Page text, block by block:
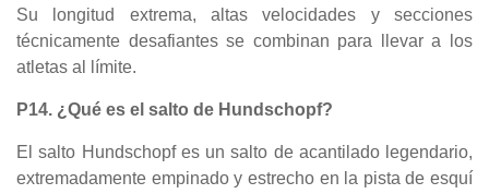
Su longitud extrema, altas velocidades y secciones
técnicamente desafiantes se combinan para llevar a los
atletas al límite.
P14. ¿Qué es el salto de Hundschopf?
El salto Hundschopf es un salto de acantilado legendario,
extremadamente empinado y estrecho en la pista de esquí